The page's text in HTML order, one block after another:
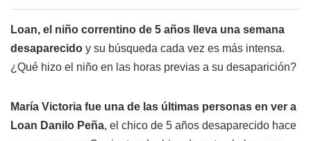
Loan, el niño correntino de 5 años lleva una semana
desaparecido y su búsqueda cada vez es más intensa.
¿Qué hizo el niño en las horas previas a su desaparición?
María Victoria fue una de las últimas personas en ver a
Loan Danilo Peña, el chico de 5 años desaparecido hace